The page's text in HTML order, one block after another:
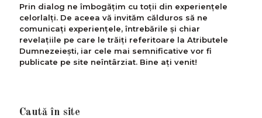
Prin dialog ne îmbogățim cu toții din experiențele
celorlalți. De aceea vă invităm călduros să ne
comunicați experiențele, întrebările și chiar
revelațiile pe care le trăiți referitoare la Atributele
Dumnezeiești, iar cele mai semnificative vor fi
publicate pe site neîntârziat. Bine ați venit!
Caută în site